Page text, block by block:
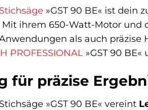
Stichsäge »GST 90 BE« ist dein
ihrem 650-Watt-Motor
als auch
PROFESSIONAL »GST 90
für präzise
»GST 90 BE« vereint